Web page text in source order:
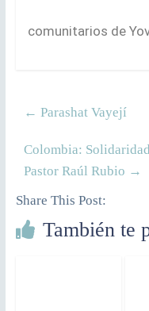
comunitarios de
← Parashat Vayejí
Colombia:
Pastor Raúl Rubio →
Share This Post:
También te